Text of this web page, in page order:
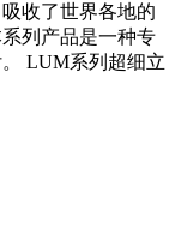
收了世界各地的
列产品是一种专
LUM系列超细立